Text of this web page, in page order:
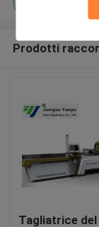
Prodotti
Tagliatrice